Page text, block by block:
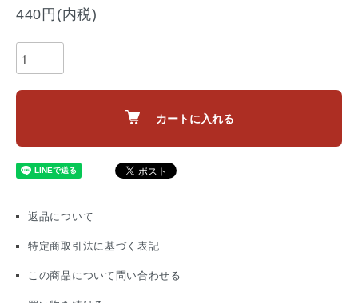
440円(内税)
カートに入れる
返品について
特定商取引法に基づく表記
この商品について問い合わせる